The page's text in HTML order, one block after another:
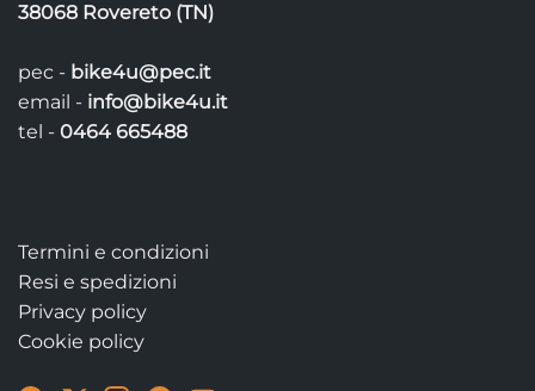
38068 Rovereto (TN)
pec - bike4u@pec.it
email - info@bike4u.it
tel - 0464 665488
Termini e condizioni
Resi e spedizioni
Privacy policy
Cookie policy